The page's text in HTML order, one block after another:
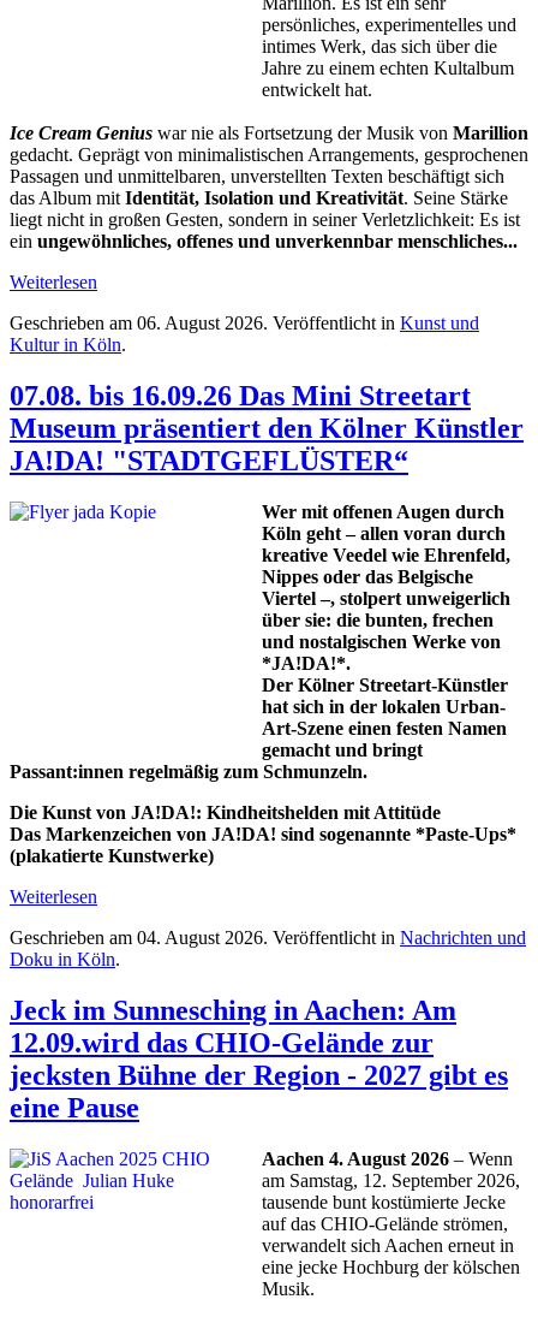
persönliches, experimentelles und
intimes Werk, das sich über die
Jahre zu einem echten Kultalbum
entwickelt hat.
Ice Cream Genius war nie als Fortsetzung der Musik von Marillion
gedacht. Geprägt von minimalistischen Arrangements, gesprochenen
Passagen und unmittelbaren, unverstellten Texten beschäftigt sich
das Album mit Identität, Isolation und Kreativität. Seine Stärke
liegt nicht in großen Gesten, sondern in seiner Verletzlichkeit: Es ist
ein ungewöhnliches, offenes und unverkennbar menschliches...
Weiterlesen
Geschrieben am 06. August 2026. Veröffentlicht in Kunst und
Kultur in Köln.
07.08. bis 16.09.26 Das Mini Streetart
Museum präsentiert den Kölner Künstler
JA!DA! "STADTGEFLÜSTER“
Wer mit offenen Augen durch
Köln geht – allen voran durch
kreative Veedel wie Ehrenfeld,
Nippes oder das Belgische
Viertel –, stolpert unweigerlich
über sie: die bunten, frechen
und nostalgischen Werke von
*JA!DA!*.
Der Kölner Streetart-Künstler
hat sich in der lokalen Urban-
Art-Szene einen festen Namen
gemacht und bringt
Passant:innen regelmäßig zum Schmunzeln.
Die Kunst von JA!DA!: Kindheitshelden mit Attitüde
Das Markenzeichen von JA!DA! sind sogenannte *Paste-Ups*
(plakatierte Kunstwerke)
Weiterlesen
Geschrieben am 04. August 2026. Veröffentlicht in Nachrichten und
Doku in Köln.
Jeck im Sunnesching in Aachen: Am
12.09.wird das CHIO-Gelände zur
jecksten Bühne der Region - 2027 gibt es
eine Pause
Aachen 4. August 2026 – Wenn
am Samstag, 12. September 2026,
tausende bunt kostümierte Jecke
auf das CHIO-Gelände strömen,
verwandelt sich Aachen erneut in
eine jecke Hochburg der kölschen
Musik.